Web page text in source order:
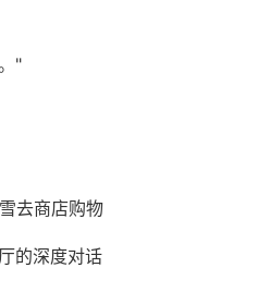
"
去商店购物
的深度对话